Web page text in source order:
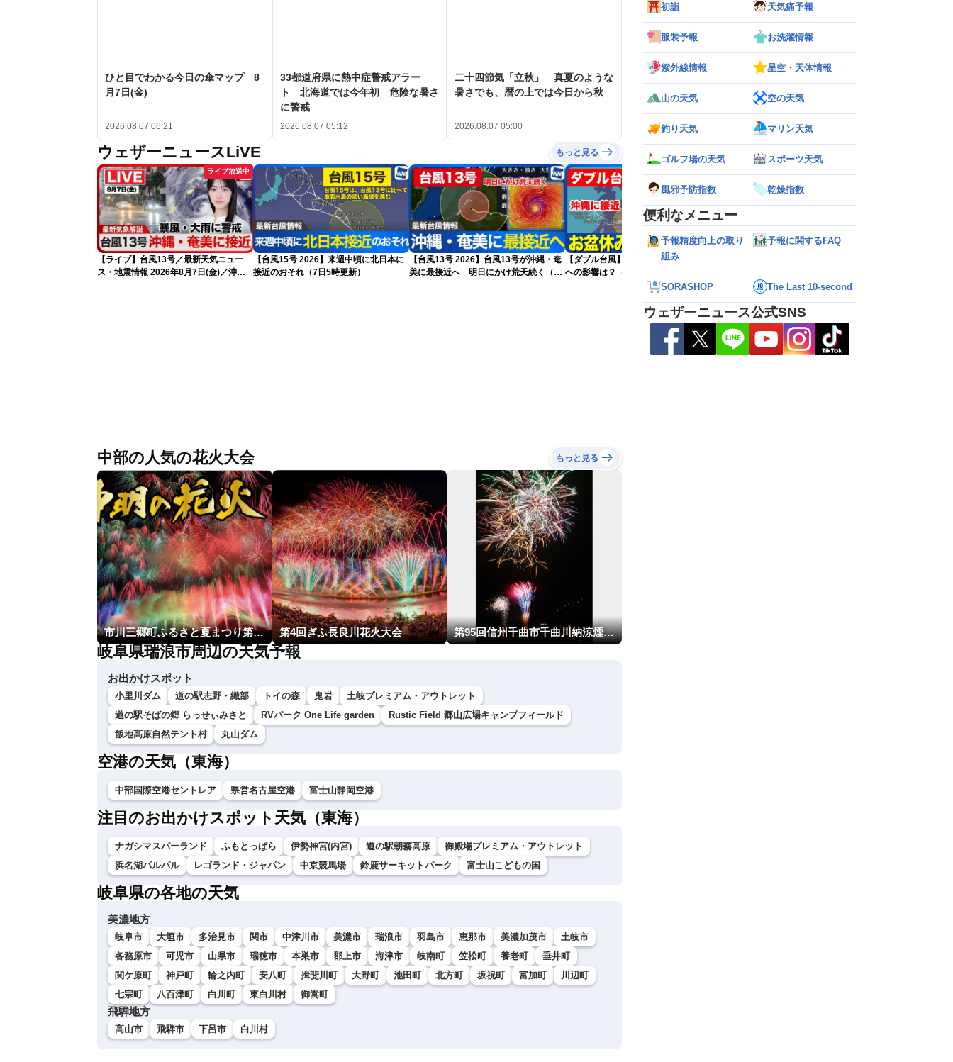
ひと目でわかる今日の傘マップ 8
月7日(金)
2026.08.07 06:21
33都道府県に熱中症警戒アラー
ト 北海道では今年初 危険な暑さ
に警戒
2026.08.07 05:12
二十四節気「立秋」 真夏のような
暑さでも、暦の上では今日から秋
2026.08.07 05:00
ウェザーニュースLiVE もっと見る
ライブ放送中
【ライブ】台風13号／最新天気ニュー
ス・地震情報 2026年8月7日(金)／沖
【台風15号 2026】来週中頃に北日本に
接近のおそれ（7日5時更新）
【台風13号 2026】台風13号が沖縄・奄
美に最接近へ 明日にかけ荒天続く（7
【ダブル台風】日本列島へ接近 お盆休み
への影響は？（6日22時更新）
の暴風・大雨のピークはいつまで続く？
（6日18時更新）
中部の人気の花火大会 もっと見る
市川三郷町ふるさと夏まつり第38回神明の花火大会 第4回ぎふ長良川花火大会 第95回信州千曲市千曲川納涼煙火大会
岐阜県瑞浪市周辺の天気予報
お出かけスポット
小里川ダム 道の駅志野・織部 トイの森 鬼岩
土岐プレミアム・アウトレット
道の駅そばの郷 らっせぃみさと
RVパーク One Life garden
Rustic Field 郷山広場キャンプフィールド
飯地高原自然テント村
丸山ダム
空港の天気（東海）
中部国際空港セントレア 県営名古屋空港 富士山静岡空港
注目のお出かけスポット天気（東海）
ナガシマスパーランド ふもとっぱら 伊勢神宮(内宮) 道の駅朝霧高原
御殿場プレミアム・アウトレット
浜名湖パルパル
レゴランド・ジャパン 中京競馬場 鈴鹿サーキットパーク 富士山こどもの国
岐阜県の各地の天気
美濃地方
岐阜市 大垣市 多治見市 関市 中津川市 美濃市 瑞浪市 羽島市 恵那市 美濃加茂市
土岐市
各務原市
可児市 山県市 瑞穂市 本巣市 郡上市 海津市 岐南町 笠松町 養老町
垂井町
関ケ原町
神戸町 輪之内町 安八町 揖斐川町 大野町 池田町 北方町 坂祝町 富加町
川辺町
七宗町
八百津町 白川町 東白川村 御嵩町
飛騨地方
高山市 飛騨市 下呂市 白川村
初詣 天気痛予報
服装予報 お洗濯情報
紫外線情報 星空・天体情報
山の天気 空の天気
釣り天気 マリン天気
ゴルフ場の天気 スポーツ天気
風邪予防指数 乾燥指数
便利なメニュー
予報精度向上の取り
組み
予報に関するFAQ
SORASHOP The Last 10-second
ウェザーニュース公式SNS